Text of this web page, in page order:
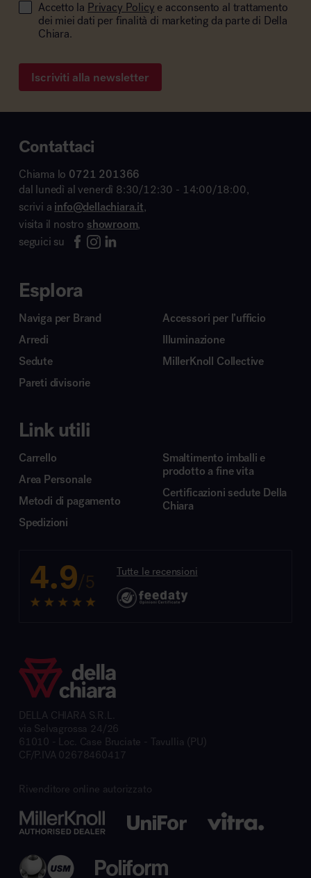
Accetto la Privacy Policy e acconsento al trattamento
dei miei dati per finalità di marketing da parte di Della
Chiara.
Iscriviti alla newsletter
Contattaci
Chiama lo 0721 201366
dal lunedì al venerdì 8:30/12:30 - 14:00/18:00,
scrivi a info@dellachiara.it,
visita il nostro showroom,
seguici su
Esplora
Naviga per Brand
Arredi
Sedute
Pareti divisorie
Accessori per l’ufficio
Illuminazione
MillerKnoll Collective
Link utili
Carrello
Area Personale
Metodi di pagamento
Spedizioni
Smaltimento imballi e
prodotto a fine vita
Certificazioni sedute Della
Chiara
4.9/5 Tutte le recensioni
DELLA CHIARA S.R.L.
via Selvagrossa 24/26
61010 - Loc. Case Bruciate - Tavullia (PU)
CF/P.IVA 02678460417
Rivenditore online autorizzato